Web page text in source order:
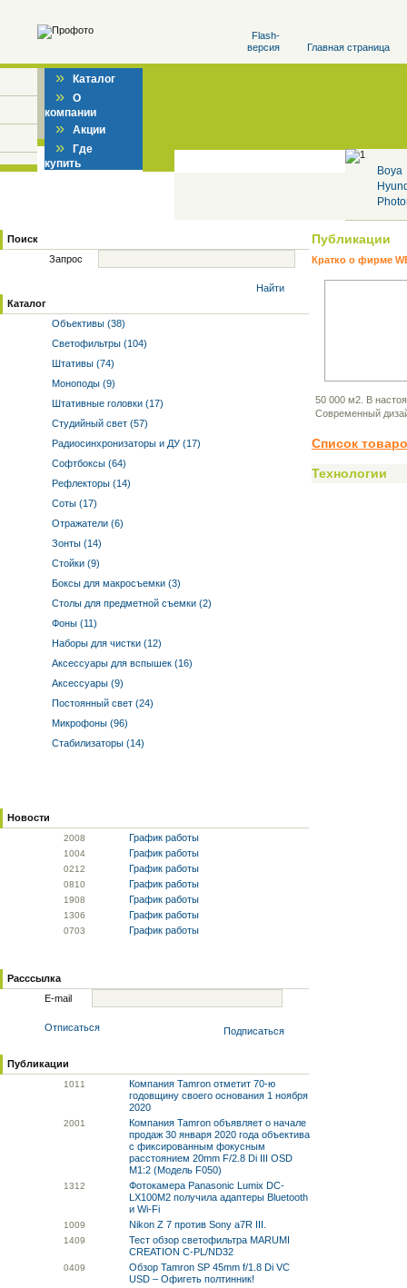
Flash-
версия
Главная страница
» Каталог
» О
компании
» Акции
» Где
купить
Boya
Поиск
Запрос
Найти
Каталог
Объективы (38)
Светофильтры (104)
Штативы (74)
Моноподы (9)
Штативные головки (17)
Студийный свет (57)
Радиосинхронизаторы и ДУ (17)
Софтбоксы (64)
Рефлекторы (14)
Соты (17)
Отражатели (6)
Зонты (14)
Стойки (9)
Боксы для макросъемки (3)
Столы для предметной съемки (2)
Фоны (11)
Наборы для чистки (12)
Аксессуары для вспышек (16)
Аксессуары (9)
Постоянный свет (24)
Микрофоны (96)
Стабилизаторы (14)
Новости
2008 График работы
1004 График работы
0212 График работы
0810 График работы
1908 График работы
1306 График работы
0703 График работы
Расссылка
E-mail
Отписаться Подписаться
Публикации
1011
Компания Tamron отметит 70-ю
годовщину своего основания 1 ноября
2020
2001
Компания Tamron объявляет о начале
продаж 30 января 2020 года объектива
с фиксированным фокусным
расстоянием 20mm F/2.8 Di III OSD
M1:2 (Модель F050)
1312
Фотокамера Panasonic Lumix DC-
LX100M2 получила адаптеры Bluetooth
и Wi-Fi
1009 Nikon Z 7 против Sony a7R III.
1409
Тест обзор светофильтра MARUMI
CREATION C-PL/ND32
0409
Обзор Tamron SP 45mm f/1.8 Di VC
USD – Офигеть полтинник!
Публикации
Кратко о фирме
50 000 м2. В
Современный
Список
Технологии